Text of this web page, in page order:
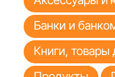
Банки и
Книги, товары